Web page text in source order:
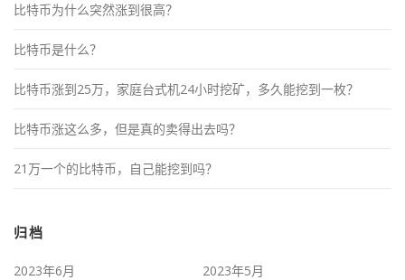
比特币为什么突然涨到很高？
比特币是什么？
比特币涨到25万，家庭台式机24小时挖矿，多久能挖到一枚？
比特币涨这么多，但是真的卖得出去吗？
21万一个的比特币，自己能挖到吗？
归档
2023年6月
2023年5月